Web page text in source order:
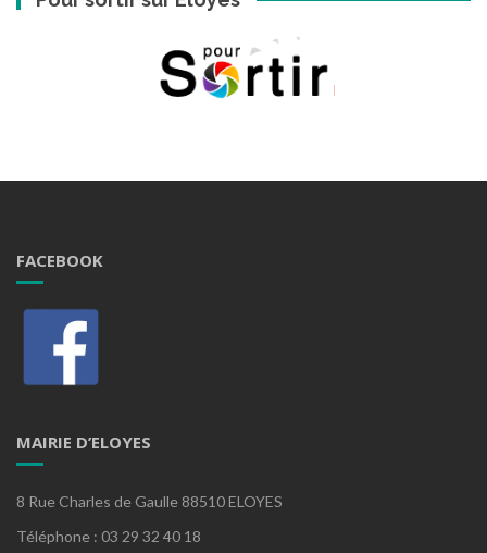
FACEBOOK
MAIRIE D’ELOYES
8 Rue Charles de Gaulle 88510 ELOYES
Téléphone : 03 29 32 40 18